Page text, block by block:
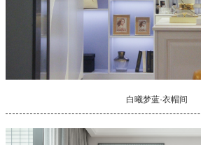
白曦梦蓝·衣帽间